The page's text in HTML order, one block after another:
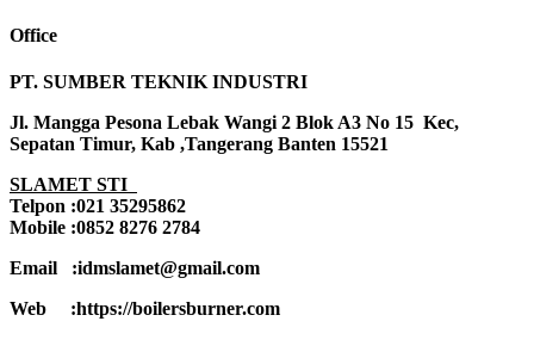
Office
PT. SUMBER TEKNIK INDUSTRI
Jl. Mangga Pesona Lebak Wangi 2 Blok A3 No 15 Kec,
Sepatan Timur, Kab ,Tangerang Banten 15521
SLAMET STI
Telpon :021 35295862
Mobile :0852 8276 2784
Email :idmslamet@gmail.com
Web :https://boilersburner.com